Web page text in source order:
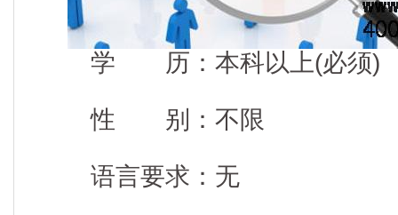
学 历：本科以上(必须)
性 别：不限
语言要求：无